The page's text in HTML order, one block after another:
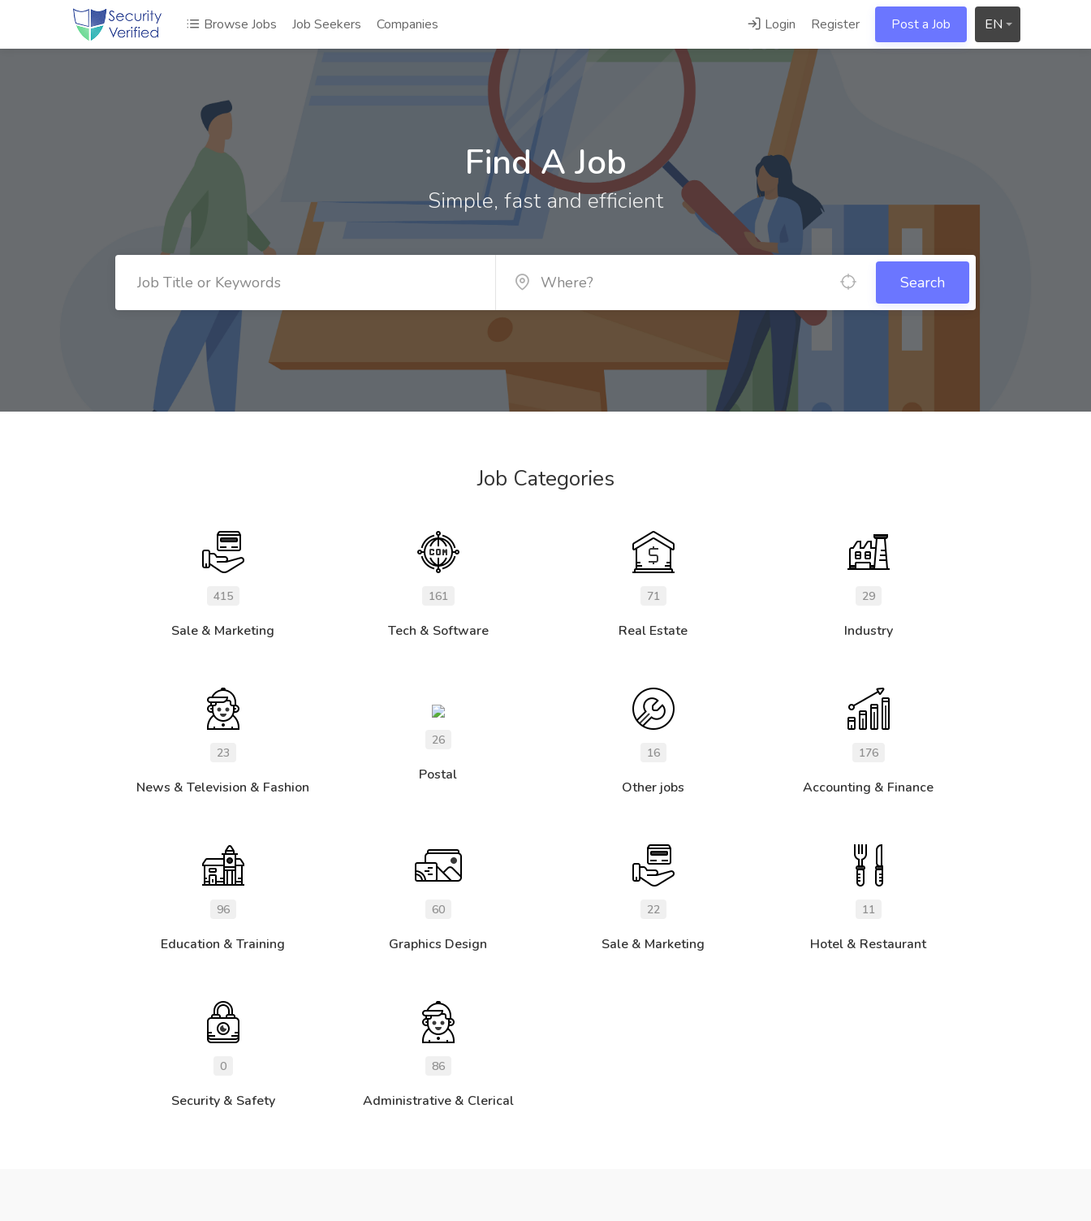
Browse Jobs Job Seekers Companies Login Register Post a Job EN
Find A Job
Simple, fast and efficient
Search
Job Categories
415
Sale & Marketing
161
Tech & Software
71
Real Estate
29
Industry
23
News & Television & Fashion
26
Postal
16
Other jobs
176
Accounting & Finance
96
Education & Training
60
Graphics Design
22
Sale & Marketing
11
Hotel & Restaurant
0
Security & Safety
86
Administrative & Clerical